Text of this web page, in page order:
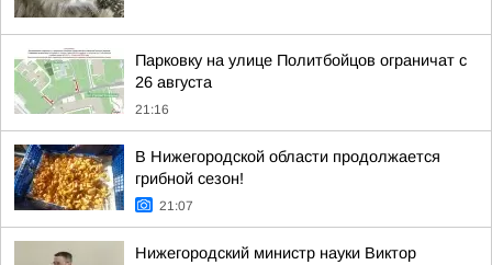
Парковку на улице Политбойцов ограничат с
26 августа
21:16
В Нижегородской области продолжается
грибной сезон!
21:07
Нижегородский министр науки Виктор